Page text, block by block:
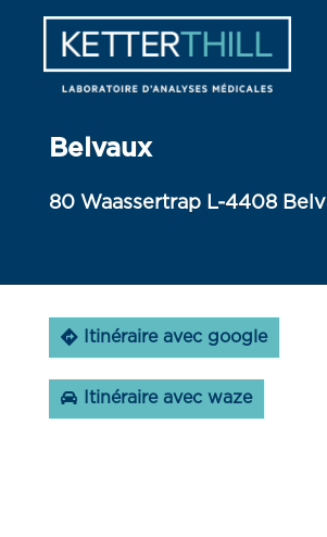
Belvaux
80 Waassertrap L-4408
Itinéraire avec google
Itinéraire avec waze